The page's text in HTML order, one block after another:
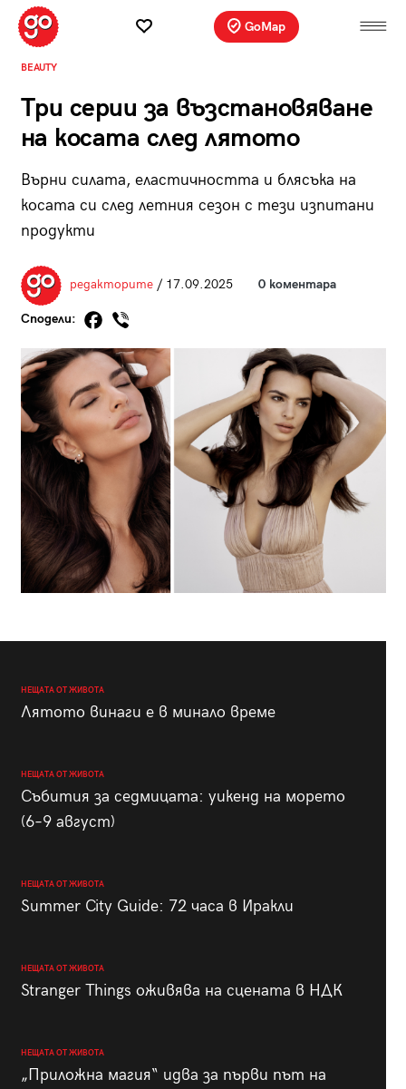
GoMap
BEAUTY
Три серии за възстановяване
на косата след лятото
Върни силата, еластичността и блясъка на
косата си след летния сезон с тези изпитани
продукти
редакторите/ 17.09.2025 0 коментара
Сподели:
НЕЩАТА ОТ ЖИВОТА
Лятото винаги е в минало време
НЕЩАТА ОТ ЖИВОТА
Събития за седмицата: уикенд на морето
(6–9 август)
НЕЩАТА ОТ ЖИВОТА
Summer City Guide: 72 часа в Иракли
НЕЩАТА ОТ ЖИВОТА
Stranger Things оживява на сцената в НДК
НЕЩАТА ОТ ЖИВОТА
„Приложна магия“ идва за първи път на